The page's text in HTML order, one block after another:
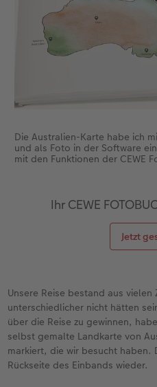
Die Australien-Karte habe ich
und als Foto in der Software
mit den Funktionen der CEWE
Ihr CEWE
Jetzt
Unsere Reise bestand aus
unterschiedlicher nicht hätten
über die Reise zu gewinnen,
selbst gemalte Landkarte von
markiert, die wir besucht haben.
Rückseite des Einbands wieder.